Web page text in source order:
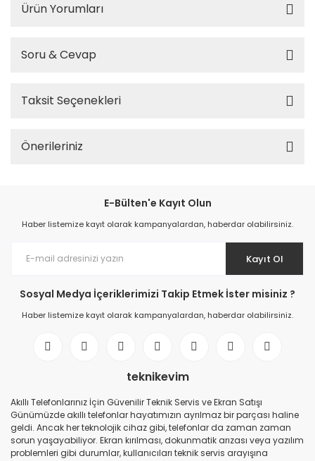
Ürün Yorumları
Soru & Cevap
Taksit Seçenekleri
Önerileriniz
E-Bülten'e Kayıt Olun
Haber listemize kayıt olarak kampanyalardan, haberdar olabilirsiniz.
Kayıt Ol
Sosyal Medya İçeriklerimizi Takip Etmek İster misiniz ?
Haber listemize kayıt olarak kampanyalardan, haberdar olabilirsiniz.
teknikevim
Akıllı Telefonlarınız İçin Güvenilir Teknik Servis ve Ekran Satışı
Günümüzde akıllı telefonlar hayatımızın ayrılmaz bir parçası haline
geldi. Ancak her teknolojik cihaz gibi, telefonlar da zaman zaman
sorun yaşayabiliyor. Ekran kırılması, dokunmatik arızası veya yazılım
problemleri gibi durumlar, kullanıcıları teknik servis arayışına